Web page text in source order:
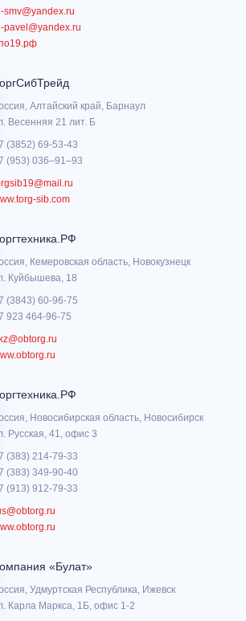
smv@yandex.ru
pavel@yandex.ru
Алтайский край, Барнаул
Весенняя 21 лит. Б
(3852) 69-53-43
(953) 036‒91‒93
sib.com
Кемеровская область, Новокузнецк
Куйбышева, 18
(3843) 60-96-75
923 464-96-75
Новосибирская область, Новосибирск
Русская, 41, офис 3
(383) 214-79-33
(383) 349-90-40
(913) 912-79-33
«Булат»
Удмуртская Республика, Ижевск
Карла Маркса, 1Б, офис 1-2